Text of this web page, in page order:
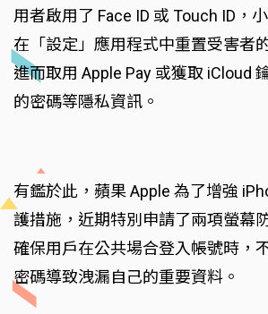
用者啟用了 Face ID 或 Touch ID，
在「設定」應用程式中重置受害者
進而取用 Apple Pay 或獲取 iCloud
的密碼等隱私資訊。
有鑑於此，蘋果 Apple 為了增強
護措施，近期特別申請了兩項螢幕
確保用戶在公共場合登入帳號時，
密碼導致洩漏自己的重要資料。